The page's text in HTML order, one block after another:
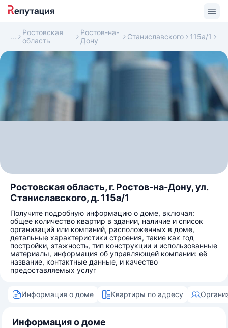
Ростовская
область
Ростов-на-
Дону
Станиславского 115а/1
Ростовская область, г. Ростов-на-Дону, ул.
Станиславского, д. 115а/1
Получите подробную информацию о доме, включая:
общее количество квартир в здании, наличие и список
организаций или компаний, расположенных в доме,
детальные характеристики строения, такие как год
постройки, этажность, тип конструкции и использованные
материалы, информация об управляющей компании: её
название, контактные данные, и качество
предоставляемых услуг
Информация о доме Квартиры по адресу
Информация о доме